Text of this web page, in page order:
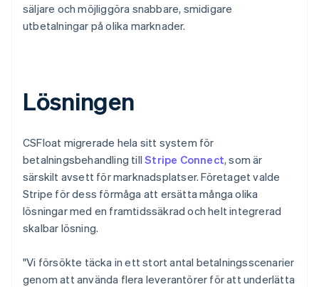
säljare och möjliggöra snabbare, smidigare
utbetalningar på olika marknader.
Lösningen
CSFloat migrerade hela sitt system för
betalningsbehandling tillStripe Connect, som är
särskilt avsett för marknadsplatser. Företaget valde
Stripe för dess förmåga att ersätta många olika
lösningar med en framtidssäkrad och helt integrerad
skalbar lösning.
"Vi försökte täcka in ett stort antal betalningsscenarier
genom att använda flera leverantörer för att underlätta